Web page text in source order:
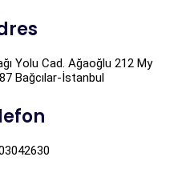
Yolu Cad. Ağaoğlu 212 My
Bağcılar-İstanbul